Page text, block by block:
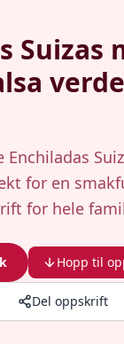
Suizas
verde
for en
for hele
Hopp til
Del oppskrift